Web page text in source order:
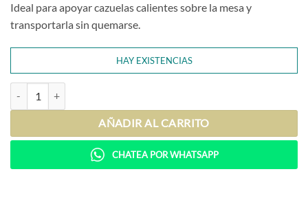
Ideal para apoyar cazuelas calientes sobre la mesa y
transportarla sin quemarse.
HAY EXISTENCIAS
AÑADIR AL CARRITO
CHATEA POR WHATSAPP